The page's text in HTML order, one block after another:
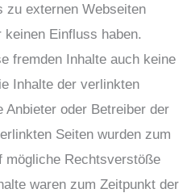
zu externen Webseiten
Einfluss haben.
fremden Inhalte auch keine
Inhalte der verlinkten
oder Betreiber der
Seiten wurden zum
mögliche Rechtsverstöße
waren zum Zeitpunkt der